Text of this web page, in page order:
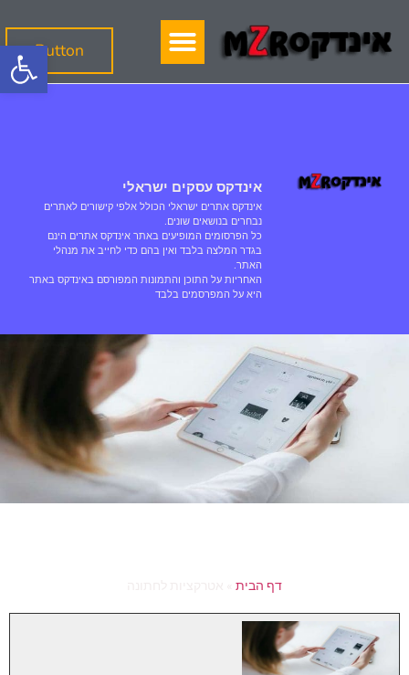
פתחButton
אינדקס עסקים ישראלי
אינדקס אתרים ישראלי הכולל אלפי קישורים לאתרים
נבחרים בנושאים שונים.
כל הפרסומים המופיעים באתר אינדקס אתרים הינם
בגדר המלצה בלבד ואין בהם כדי לחייב את מנהלי
האתר.
האחריות על התוכן והתמונות המפורסם באינדקס באתר
היא על המפרסמים בלבד
דף הבית